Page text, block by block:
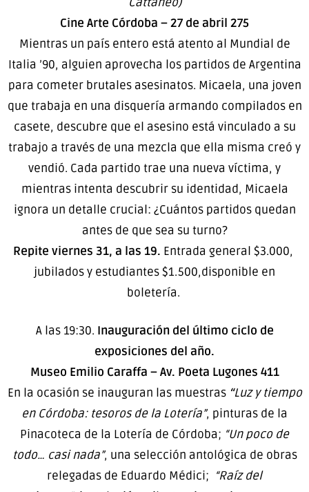
Cine Arte Córdoba – 27 de abril 275
Mientras un país entero está atento al Mundial de
Italia ’90, alguien aprovecha los partidos de Argentina
para cometer brutales asesinatos. Micaela, una joven
que trabaja en una disquería armando compilados en
casete, descubre que el asesino está vinculado a su
trabajo a través de una mezcla que ella misma creó y
vendió. Cada partido trae una nueva víctima, y
mientras intenta descubrir su identidad, Micaela
ignora un detalle crucial: ¿Cuántos partidos quedan
antes de que sea su turno?
Repite viernes 31, a las 19. Entrada general $3.000,
jubilados y estudiantes $1.500,disponible en
boletería.
A las 19:30. Inauguración del último ciclo de
exposiciones del año.
Museo Emilio Caraffa – Av. Poeta Lugones 411
En la ocasión se inauguran las muestras “Luz y tiempo
en Córdoba: tesoros de la Lotería”, pinturas de la
Pinacoteca de la Lotería de Córdoba; “Un poco de
todo… casi nada”, una selección antológica de obras
relegadas de Eduardo Médici; “Raíz del